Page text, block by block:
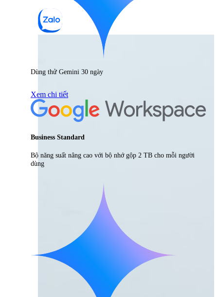
Dùng thử Gemini 30 ngày
Xem chi tiết
Business Standard
Bộ năng suất nâng cao với bộ nhớ gộp 2 TB cho mỗi người
dùng